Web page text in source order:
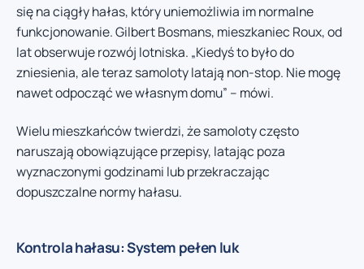
się na ciągły hałas, który uniemożliwia im normalne
funkcjonowanie. Gilbert Bosmans, mieszkaniec Roux, od
lat obserwuje rozwój lotniska. „Kiedyś to było do
zniesienia, ale teraz samoloty latają non-stop. Nie mogę
nawet odpocząć we własnym domu” – mówi.
Wielu mieszkańców twierdzi, że samoloty często
naruszają obowiązujące przepisy, latając poza
wyznaczonymi godzinami lub przekraczając
dopuszczalne normy hałasu.
Kontrola hałasu: System pełen luk